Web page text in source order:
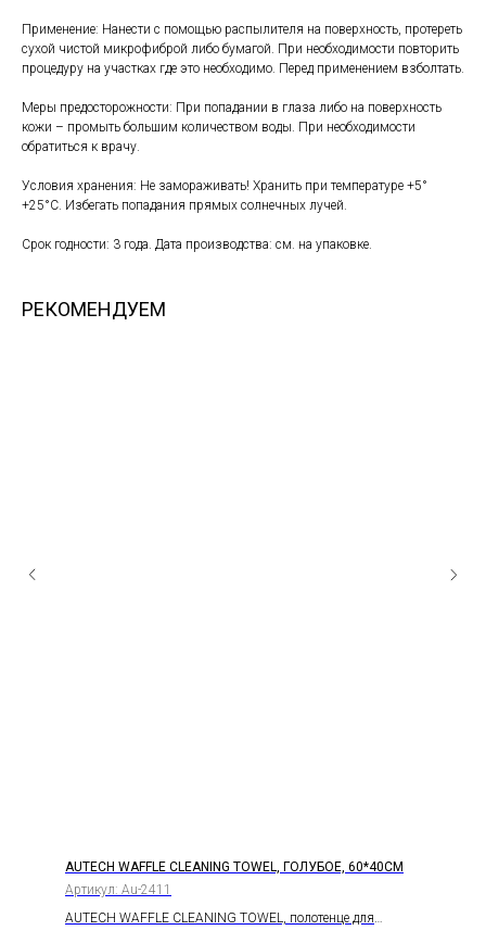
Применение: Нанести с помощью распылителя на поверхность, протереть
сухой чистой микрофиброй либо бумагой. При необходимости повторить
процедуру на участках где это необходимо. Перед применением взболтать.
Меры предосторожности: При попадании в глаза либо на поверхность
кожи – промыть большим количеством воды. При необходимости
обратиться к врачу.
Условия хранения: Не замораживать! Хранить при температуре +5°
+25°С. Избегать попадания прямых солнечных лучей.
Срок годности: 3 года. Дата производства: см. на упаковке.
РЕКОМЕНДУЕМ
AUTECH WAFFLE CLEANING TOWEL, ГОЛУБОЕ, 60*40СМ
Артикул: Au-2411
AUTECH WAFFLE CLEANING TOWEL, полотенце для